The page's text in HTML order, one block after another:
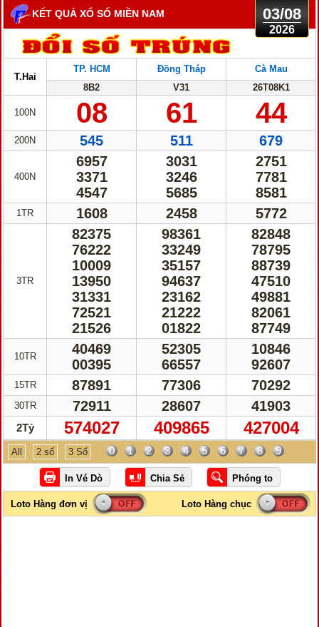
KẾT QUẢ XỔ SỐ MIỀN NAM 03/08
2026
T.Hai
100N
200N
400N
1TR
3TR
10TR
15TR
30TR
2Tỷ
TP. HCM
8B2
08
545
6957
3371
4547
1608
82375
76222
10009
13950
31331
72521
21526
40469
00395
87891
72911
574027
Đồng Tháp
V31
61
511
3031
3246
5685
2458
98361
33249
35157
94637
23162
21222
01822
52305
66557
77306
28607
409865
Cà Mau
26T08K1
44
679
2751
7781
8581
5772
82848
78795
88739
47510
49881
82061
87749
10846
92607
70292
41903
427004
All 2 số 3 Số 0 1 2 3 4 5 6 7 8 9